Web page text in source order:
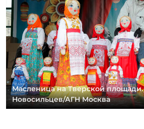
Масленица на Тверской
Новосильцев/АГН Москва